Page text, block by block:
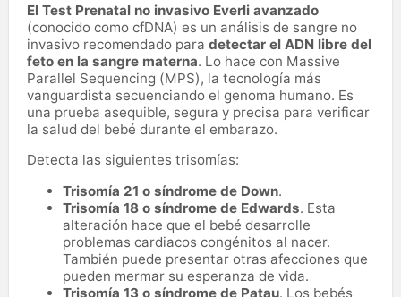
El Test Prenatal no invasivo Everli avanzado
(conocido como cfDNA) es un análisis de sangre no
invasivo recomendado para detectar el ADN libre del
feto en la sangre materna. Lo hace con Massive
Parallel Sequencing (MPS), la tecnología más
vanguardista secuenciando el genoma humano. Es
una prueba asequible, segura y precisa para verificar
la salud del bebé durante el embarazo.
Detecta las siguientes trisomías:
Trisomía 21 o síndrome de Down.
Trisomía 18 o síndrome de Edwards. Esta
alteración hace que el bebé desarrolle
problemas cardiacos congénitos al nacer.
También puede presentar otras afecciones que
pueden mermar su esperanza de vida.
Trisomía 13 o síndrome de Patau. Los bebés